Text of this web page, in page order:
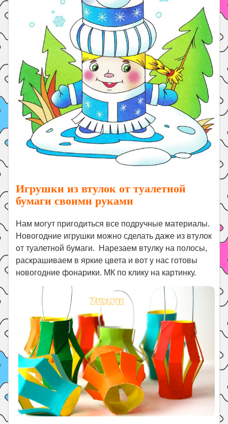
Игрушки из втулок от туалетной
бумаги своими руками
Нам могут пригодиться все подручные материалы.
Новогодние игрушки можно сделать даже из втулок
от туалетной бумаги. Нарезаем втулку на полосы,
раскрашиваем в яркие цвета и вот у нас готовы
новогодние фонарики. МК по клику на картинку.